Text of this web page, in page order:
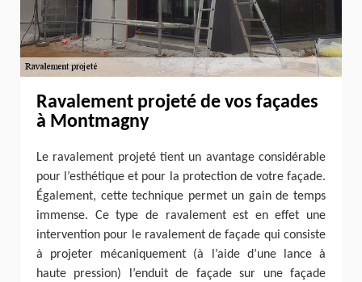
Ravalement projeté de vos façades
à Montmagny
Le ravalement projeté tient un avantage considérable
pour l’esthétique et pour la protection de votre façade.
Également, cette technique permet un gain de temps
immense. Ce type de ravalement est en effet une
intervention pour le ravalement de façade qui consiste
à projeter mécaniquement (à l’aide d’une lance à
haute pression) l’enduit de façade sur une façade